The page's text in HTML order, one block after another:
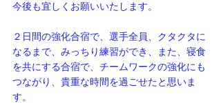
今後も宜しくお願いいたします。
２日間の強化合宿で、選手全員、クタクタに
なるまで、みっちり練習ができ、また、寝食
を共にする合宿で、チームワークの強化にも
つながり、貴重な時間を過ごせたと思いま
す。